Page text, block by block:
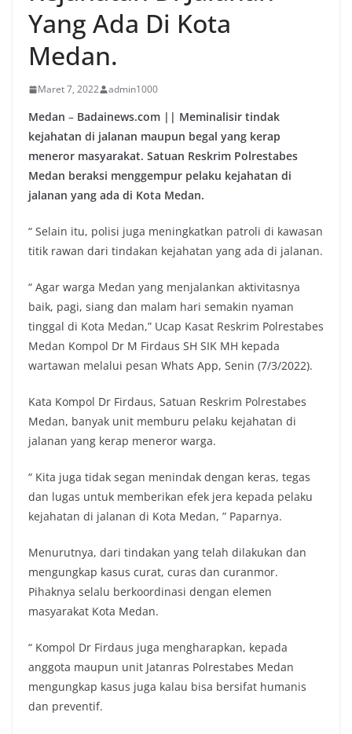
Yang Ada Di Kota
Medan.
Maret 7, 2022 admin1000
Medan – Badainews.com || Meminalisir tindak
kejahatan di jalanan maupun begal yang kerap
meneror masyarakat. Satuan Reskrim Polrestabes
Medan beraksi menggempur pelaku kejahatan di
jalanan yang ada di Kota Medan.
“ Selain itu, polisi juga meningkatkan patroli di kawasan
titik rawan dari tindakan kejahatan yang ada di jalanan.
“ Agar warga Medan yang menjalankan aktivitasnya
baik, pagi, siang dan malam hari semakin nyaman
tinggal di Kota Medan,” Ucap Kasat Reskrim Polrestabes
Medan Kompol Dr M Firdaus SH SIK MH kepada
wartawan melalui pesan Whats App, Senin (7/3/2022).
Kata Kompol Dr Firdaus, Satuan Reskrim Polrestabes
Medan, banyak unit memburu pelaku kejahatan di
jalanan yang kerap meneror warga.
“ Kita juga tidak segan menindak dengan keras, tegas
dan lugas untuk memberikan efek jera kepada pelaku
kejahatan di jalanan di Kota Medan, ” Paparnya.
Menurutnya, dari tindakan yang telah dilakukan dan
mengungkap kasus curat, curas dan curanmor.
Pihaknya selalu berkoordinasi dengan elemen
masyarakat Kota Medan.
“ Kompol Dr Firdaus juga mengharapkan, kepada
anggota maupun unit Jatanras Polrestabes Medan
mengungkap kasus juga kalau bisa bersifat humanis
dan preventif.